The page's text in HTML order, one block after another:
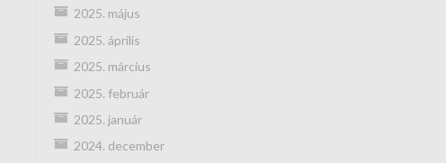
2025. május
2025. április
2025. március
2025. február
2025. január
2024. december